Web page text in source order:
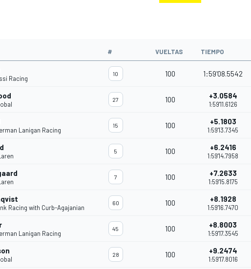
# VUELTAS TIEMPO
Racing
10 100 1:59'08.5542
27 100 +3.0584
1:59'11.6126
Lanigan Racing
15 100 +5.1803
1:59'13.7345
5 100 +6.2416
1:59'14.7958
7 100 +7.2633
1:59'15.8175
Racing with Curb-Agajanian
60 100 +8.1928
1:59'16.7470
Lanigan Racing
45 100 +8.8003
1:59'17.3545
28 100 +9.2474
1:59'17.8016